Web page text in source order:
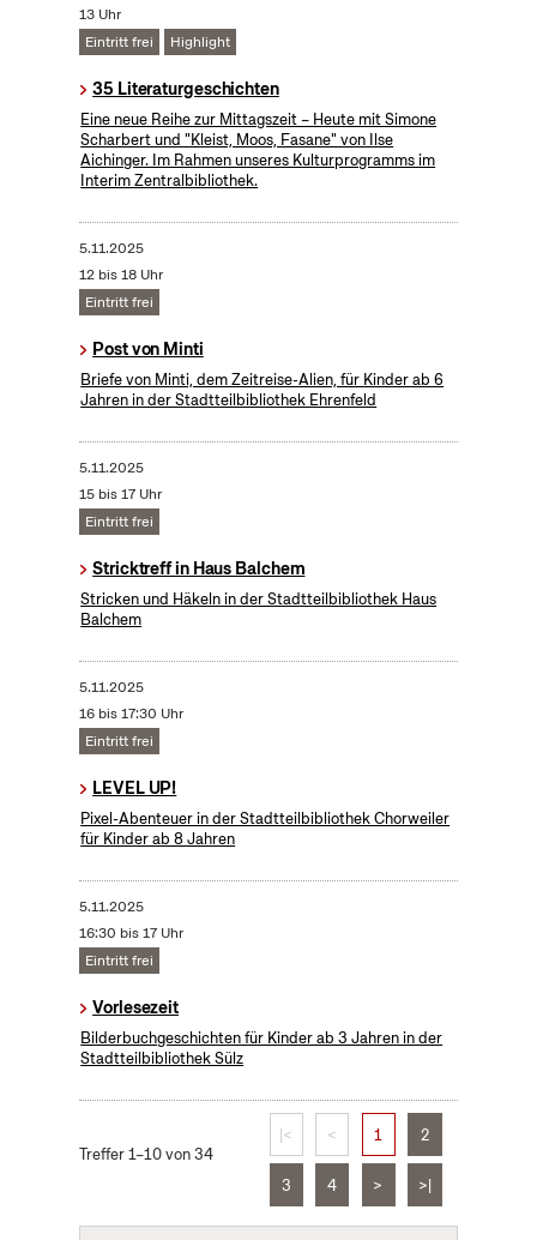
13 Uhr
Eintritt frei
Highlight
35 Literaturgeschichten
Eine neue Reihe zur Mittagszeit – Heute mit Simone
Scharbert und "Kleist, Moos, Fasane" von Ilse
Aichinger. Im Rahmen unseres Kulturprogramms im
Interim Zentralbibliothek.
5.11.2025
12 bis 18 Uhr
Eintritt frei
Post von Minti
Briefe von Minti, dem Zeitreise-Alien, für Kinder ab 6
Jahren in der Stadtteilbibliothek Ehrenfeld
5.11.2025
15 bis 17 Uhr
Eintritt frei
Stricktreff in Haus Balchem
Stricken und Häkeln in der Stadtteilbibliothek Haus
Balchem
5.11.2025
16 bis 17:30 Uhr
Eintritt frei
LEVEL UP!
Pixel-Abenteuer in der Stadtteilbibliothek Chorweiler
für Kinder ab 8 Jahren
5.11.2025
16:30 bis 17 Uhr
Eintritt frei
Vorlesezeit
Bilderbuchgeschichten für Kinder ab 3 Jahren in der
Stadtteilbibliothek Sülz
Treffer 1–10 von 34
|< < 1 2
3 4 > >|